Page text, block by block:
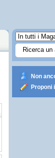
Non
Proponi